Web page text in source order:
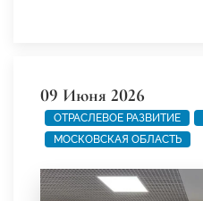
09 Июня 2026
ОТРАСЛЕВОЕ РАЗВИТИЕ
МОСКОВСКАЯ ОБЛАСТЬ